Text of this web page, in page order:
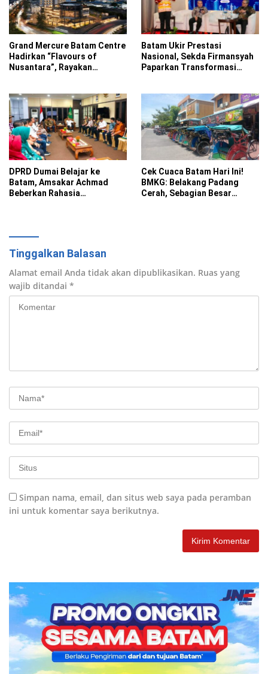
Grand Mercure Batam Centre
Hadirkan “Flavours of
Nusantara”, Rayakan
Batam Ukir Prestasi
Nasional, Sekda Firmansyah
Paparkan Transformasi
DPRD Dumai Belajar ke
Batam, Amsakar Achmad
Beberkan Rahasia
Cek Cuaca Batam Hari Ini!
BMKG: Belakang Padang
Cerah, Sebagian Besar
Tinggalkan Balasan
Alamat email Anda tidak akan dipublikasikan. Ruas yang
wajib ditandai *
Simpan nama, email, dan situs web saya pada peramban
ini untuk komentar saya berikutnya.